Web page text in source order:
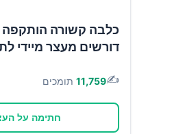
כלבה קשורה הותקפה
דורשים מעצר מיידי
✍️
11,759 תומכים
חתימה על